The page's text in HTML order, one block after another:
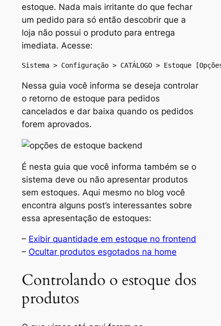
estoque. Nada mais irritante do que fechar
um pedido para só então descobrir que a
loja não possui o produto para entrega
imediata. Acesse:
Sistema > Configuração > CATÁLOGO > Estoque
Nessa guia você informa se deseja controlar
o retorno de estoque para pedidos
cancelados e dar baixa quando os pedidos
forem aprovados.
É nesta guia que você informa também se o
sistema deve ou não apresentar produtos
sem estoques. Aqui mesmo no blog você
encontra alguns post’s interessantes sobre
essa apresentação de estoques:
– Exibir quantidade em estoque no frontend
– Ocultar produtos esgotados na home
Controlando o estoque dos
produtos